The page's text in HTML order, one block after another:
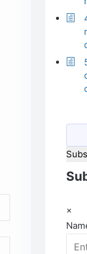
×